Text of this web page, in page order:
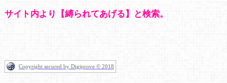
サイト内より【縛られてあげる】と検索。
Copyright secured by Digiprove © 2018